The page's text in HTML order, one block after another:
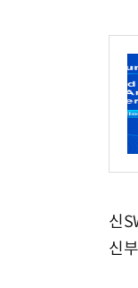
신
신